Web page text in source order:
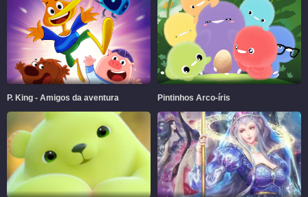
P. King - Amigos da aventura Pintinhos Arco-íris